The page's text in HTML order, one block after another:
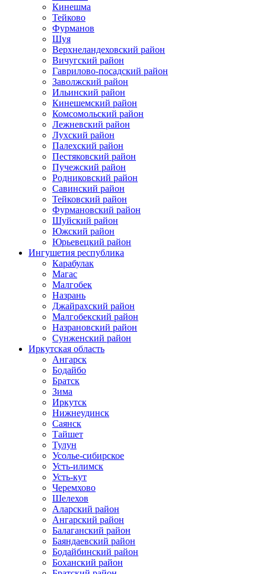
Кинешма
Тейково
Фурманов
Шуя
Верхнеландеховский район
Вичугский район
Гаврилово-посадский район
Заволжский район
Ильинский район
Кинешемский район
Комсомольский район
Лежневский район
Лухский район
Палехский район
Пестяковский район
Пучежский район
Родниковский район
Савинский район
Тейковский район
Фурмановский район
Шуйский район
Южский район
Юрьевецкий район
Ингушетия республика
Карабулак
Магас
Малгобек
Назрань
Джайрахский район
Малгобекский район
Назрановский район
Сунженский район
Иркутская область
Ангарск
Бодайбо
Братск
Зима
Иркутск
Нижнеудинск
Саянск
Тайшет
Тулун
Усолье-сибирское
Усть-илимск
Усть-кут
Черемхово
Шелехов
Аларский район
Ангарский район
Балаганский район
Баяндаевский район
Бодайбинский район
Боханский район